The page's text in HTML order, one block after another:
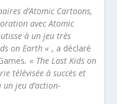
d’Atomic Cartoons,
avec Atomic
à un jeu très
on Earth « , a déclaré
. « The Last Kids on
télévisée à succès et
jeu d’action-